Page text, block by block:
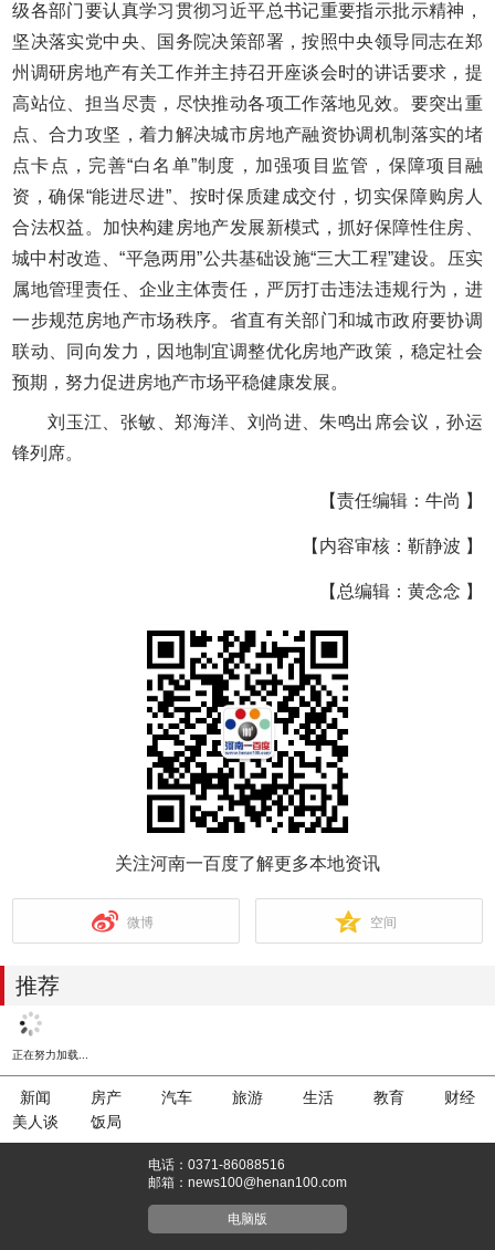
级各部门要认真学习贯彻习近平总书记重要指示批示精神，
坚决落实党中央、国务院决策部署，按照中央领导同志在郑
州调研房地产有关工作并主持召开座谈会时的讲话要求，提
高站位、担当尽责，尽快推动各项工作落地见效。要突出重
点、合力攻坚，着力解决城市房地产融资协调机制落实的堵
点卡点，完善“白名单”制度，加强项目监管，保障项目融
资，确保“能进尽进”、按时保质建成交付，切实保障购房人
合法权益。加快构建房地产发展新模式，抓好保障性住房、
城中村改造、“平急两用”公共基础设施“三大工程”建设。压实
属地管理责任、企业主体责任，严厉打击违法违规行为，进
一步规范房地产市场秩序。省直有关部门和城市政府要协调
联动、同向发力，因地制宜调整优化房地产政策，稳定社会
预期，努力促进房地产市场平稳健康发展。
刘玉江、张敏、郑海洋、刘尚进、朱鸣出席会议，孙运
锋列席。
【责任编辑：牛尚 】
【内容审核：靳静波 】
【总编辑：黄念念 】
关注河南一百度了解更多本地资讯
微博 空间
推荐
正在努力加载...
新闻 房产 汽车 旅游 生活 教育
财经
美人谈
饭局
电话：0371-86088516
邮箱：news100@henan100.com
电脑版